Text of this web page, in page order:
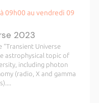
09h00 au vendredi 09
2023
“Transient Universe
astrophysical topic of
including photon
(radio, X and gamma